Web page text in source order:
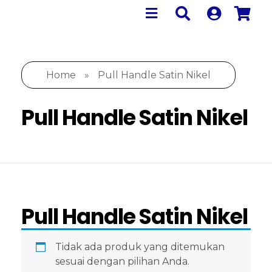
Home » Pull Handle Satin Nikel
Pull Handle Satin Nikel
Pull Handle Satin Nikel
Tidak ada produk yang ditemukan
sesuai dengan pilihan Anda.